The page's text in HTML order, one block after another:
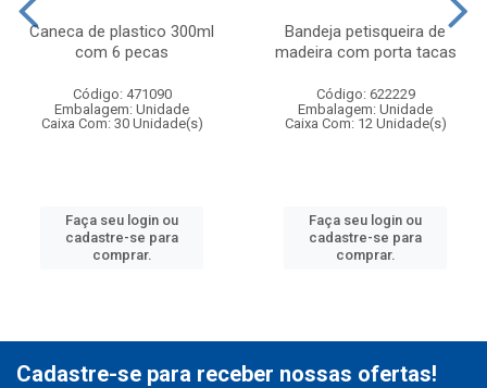
Caneca de plastico 300ml
com 6 pecas
Código: 471090
Embalagem: Unidade
Caixa Com: 30 Unidade(s)
Faça seu login ou
cadastre-se para
comprar.
Bandeja petisqueira de
madeira com porta tacas
Código: 622229
Embalagem: Unidade
Caixa Com: 12 Unidade(s)
Faça seu login ou
cadastre-se para
comprar.
Cadastre-se para receber nossas ofertas!